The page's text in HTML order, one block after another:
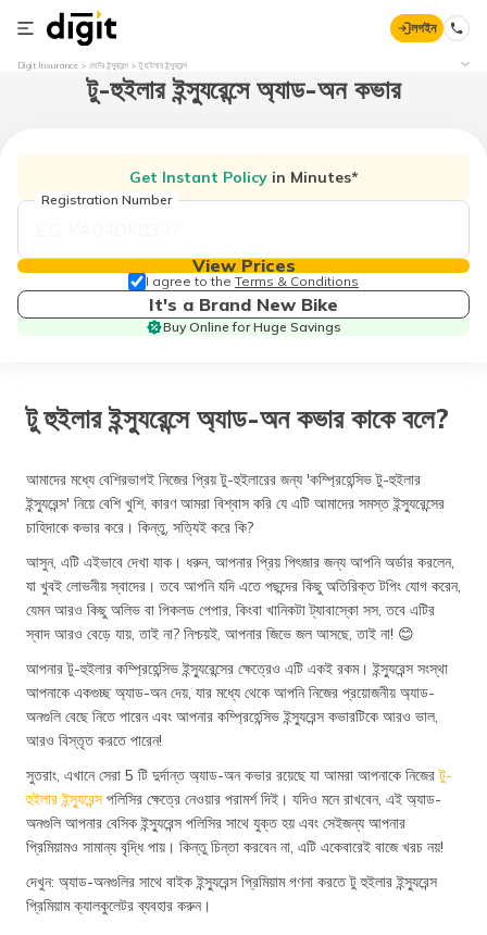
লগইন
Digit Insurance মোটর ইন্স্যুরেন্স টু হুইলার ইন্স্যুরেন্স
টু-হুইলার ইন্স্যুরেন্সে অ্যাড-অন কভার
Get Instant Policy in Minutes*
Registration Number
View Prices
I agree to the Terms & Conditions
It's a Brand New Bike
Buy Online for Huge Savings
টু হুইলার ইন্স্যুরেন্সে অ্যাড-অন কভার কাকে বলে?
আমাদের মধ্যে বেশিরভাগই নিজের প্রিয় টু-হুইলারের জন্য 'কম্প্রিহেন্সিভ টু-হুইলার
ইন্স্যুরেন্স' নিয়ে বেশি খুশি, কারণ আমরা বিশ্বাস করি যে এটি আমাদের সমস্ত ইন্স্যুরেন্সের
চাহিদাকে কভার করে। কিন্তু, সত্যিই করে কি?
আসুন, এটি এইভাবে দেখা যাক। ধরুন, আপনার প্রিয় পিৎজার জন্য আপনি অর্ডার করলেন,
যা খুবই লোভনীয় স্বাদের। তবে আপনি যদি এতে পছন্দের কিছু অতিরিক্ত টপিং যোগ করেন,
যেমন আরও কিছু অলিভ বা পিকলড পেপার, কিংবা খানিকটা ট্যাবাস্কো সস, তবে এটির
স্বাদ আরও বেড়ে যায়, তাই না? নিশ্চয়ই, আপনার জিভে জল আসছে, তাই না! 😊
আপনার টু-হুইলার কম্প্রিহেন্সিভ ইন্স্যুরেন্সের ক্ষেত্রেও এটি একই রকম। ইন্স্যুরেন্স সংস্থা
আপনাকে একগুচ্ছ অ্যাড-অন দেয়, যার মধ্যে থেকে আপনি নিজের প্রয়োজনীয় অ্যাড-
অনগুলি বেছে নিতে পারেন এবং আপনার কম্প্রিহেন্সিভ ইন্স্যুরেন্স কভারটিকে আরও ভাল,
আরও বিস্তৃত করতে পারেন!
সুতরাং, এখানে সেরা 5 টি দুর্দান্ত অ্যাড-অন কভার রয়েছে যা আমরা আপনাকে নিজেরটু-
হুইলার ইন্স্যুরেন্স পলিসির ক্ষেত্রে নেওয়ার পরামর্শ দিই। যদিও মনে রাখবেন, এই অ্যাড-
অনগুলি আপনার বেসিক ইন্স্যুরেন্স পলিসির সাথে যুক্ত হয় এবং সেইজন্য আপনার
প্রিমিয়ামও সামান্য বৃদ্ধি পায়। কিন্তু চিন্তা করবেন না, এটি একেবারেই বাজে খরচ নয়!
দেখুন: অ্যাড-অনগুলির সাথে বাইক ইন্স্যুরেন্স প্রিমিয়াম গণনা করতে টু হুইলার ইন্স্যুরেন্স
প্রিমিয়াম ক্যালকুলেটর ব্যবহার করুন।